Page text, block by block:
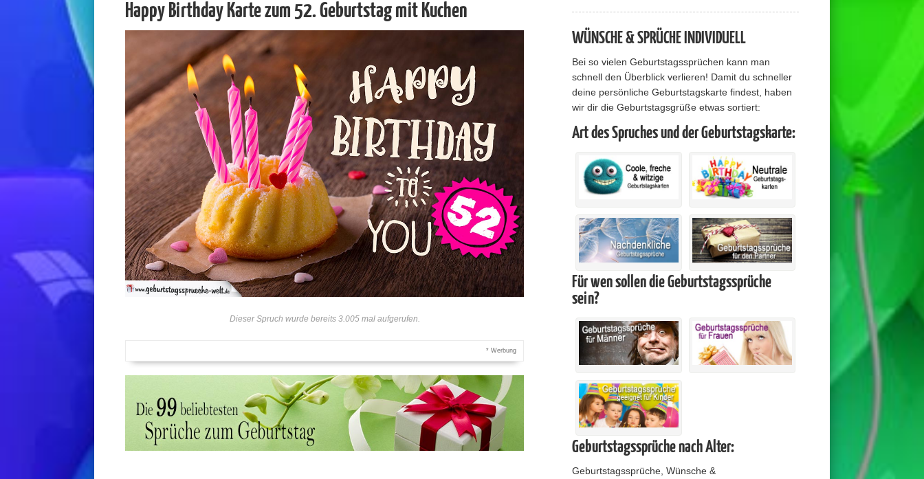
Happy Birthday Karte zum 52. Geburtstag mit Kuchen
Dieser Spruch wurde bereits 3.005 mal aufgerufen.
* Werbung
WÜNSCHE & SPRÜCHE INDIVIDUELL
Bei so vielen Geburtstagssprüchen kann man
schnell den Überblick verlieren! Damit du schneller
deine persönliche Geburtstagskarte findest, haben
wir dir die Geburtstagsgrüße etwas sortiert:
Art des Spruches und der Geburtstagskarte:
Für wen sollen die Geburtstagssprüche
sein?
Geburtstagssprüche nach Alter:
Geburtstagssprüche, Wünsche &